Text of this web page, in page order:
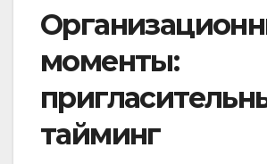
моменты:
тайминг